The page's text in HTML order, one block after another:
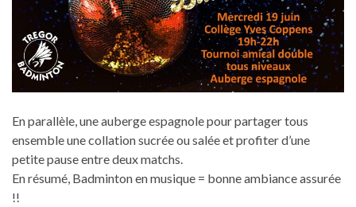
En parallèle, une auberge espagnole pour partager tous
ensemble une collation sucrée ou salée et profiter d’une
petite pause entre deux matchs.
En résumé, Badminton en musique = bonne ambiance assurée
!!